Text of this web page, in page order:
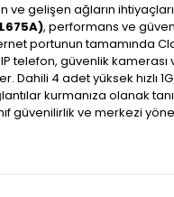
gelişen ağların
, performans ve
portunun tamamında
telefon, güvenlik kamerası
4 adet yüksek hızlı
kurmanıza olanak
güvenilirlik ve merkezi